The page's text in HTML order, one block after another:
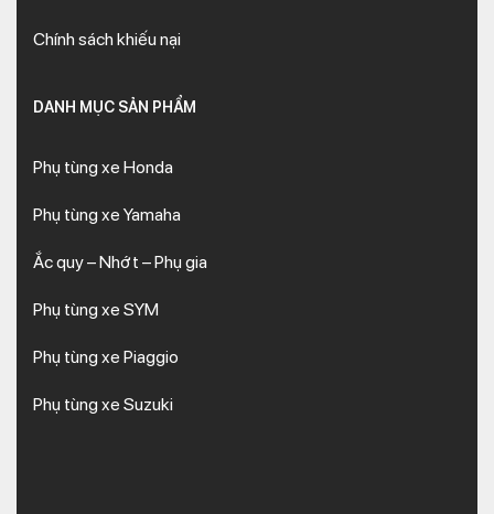
Chính sách khiếu nại
DANH MỤC SẢN PHẨM
Phụ tùng xe Honda
Phụ tùng xe Yamaha
Ắc quy – Nhớt – Phụ gia
Phụ tùng xe SYM
Phụ tùng xe Piaggio
Phụ tùng xe Suzuki